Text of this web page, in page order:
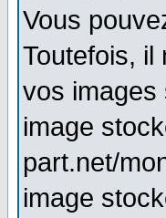
Vous
Toutefois, il
vos images
image
part.net/
image